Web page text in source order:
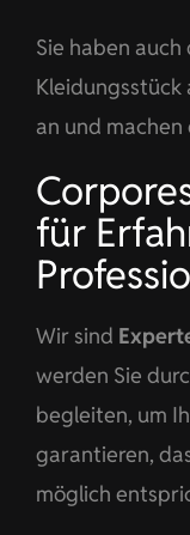
Sie haben
Kleidungsstück
an und
für
Wir sind
werden Sie
begleiten, um
garantieren,
möglich